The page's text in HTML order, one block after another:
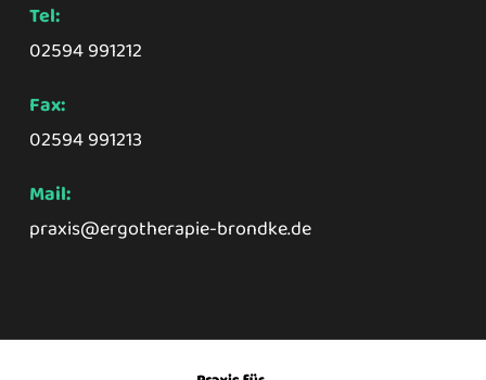
Tel:
02594 991212
Fax:
02594 991213
Mail:
praxis@ergotherapie-brondke.de